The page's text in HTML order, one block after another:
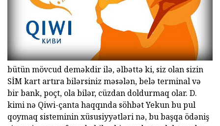
bütün mövcud deməkdir ilə, əlbəttə ki, siz olan sizin
SİM kart artıra bilərsiniz məsələn, belə terminal və
bir bank, poçt, ola bilər, cüzdan doldurmaq olar. D.
kimi nə Qiwi-çanta haqqında söhbət Yekun bu pul
qoymaq sisteminin xüsusiyyətləri nə, bu başqa ödəniş